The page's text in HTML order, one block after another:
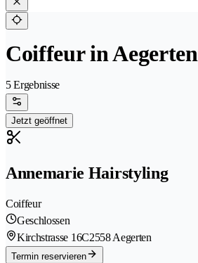
Coiffeur in Aegerten
5 Ergebnisse
Jetzt geöffnet
Annemarie Hairstyling
Coiffeur
Geschlossen
Kirchstrasse 16C2558 Aegerten
Termin reservieren